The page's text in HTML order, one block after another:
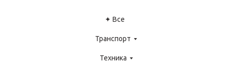
✦ Все
Транспорт
Техника